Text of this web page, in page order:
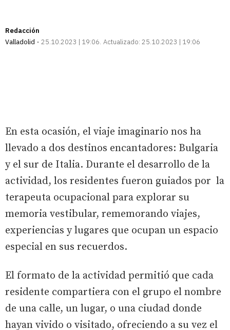
Redacción
Valladolid
25.10.2023 | 19:06 Actualizado: 25.10.2023 | 19:06
En esta ocasión, el viaje imaginario nos ha
llevado a dos destinos encantadores: Bulgaria
y el sur de Italia. Durante el desarrollo de la
actividad, los residentes fueron guiados por la
terapeuta ocupacional para explorar su
memoria vestibular, rememorando viajes,
experiencias y lugares que ocupan un espacio
especial en sus recuerdos.
El formato de la actividad permitió que cada
residente compartiera con el grupo el nombre
de una calle, un lugar, o una ciudad donde
hayan vivido o visitado, ofreciendo a su vez el